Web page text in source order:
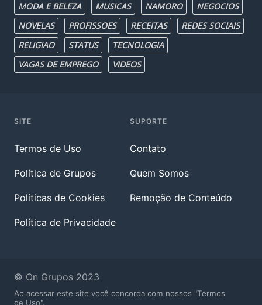
MODA E BELEZA
MUSICAS NAMORO
NEGOCIOS
NOVELAS
PROFISSOES RECEITAS
REDES SOCIAIS
RELIGIAO
STATUS
TECNOLOGIA
VAGAS DE EMPREGO
VIDEOS
SITE
Termos de Uso
Política de Grupos
Políticas de Cookies
Política de Privacidade
SUPORTE
Contato
Quem Somos
Remoção de Conteúdo
© On Grupos 2023
Ao acessar este site você concorda com nossos "Termos
de Uso".